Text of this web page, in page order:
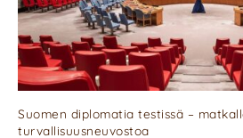
Suomen diplomatia testissä –
turvallisuusneuvostoa